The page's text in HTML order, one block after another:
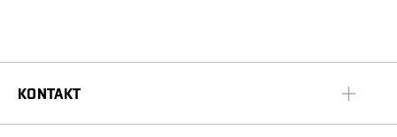
KONTAKT